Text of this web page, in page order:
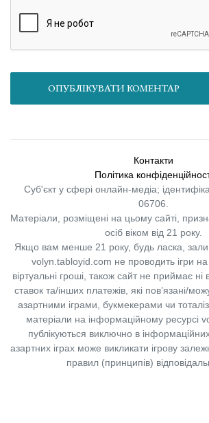
ОПУБЛІКУВАТИ КОМЕНТАР
Контакти
Політика
Суб'єкт у сфері онлайн-медіа;
06706.
Матеріали, розміщені на цьому сайті,
осіб віком від 21 року.
Якщо вам менше 21 року, будь ласка,
volyn.tabloyid.com не проводить ігри
віртуальні гроші, також сайт не приймає ні
ставок та/інших платежів, які пов’язані/
азартними іграми, букмекерами чи
матеріали на інформаційному ресурсі
публікуються виключно в
азартних іграх може викликати ігрову
правил (принципів)